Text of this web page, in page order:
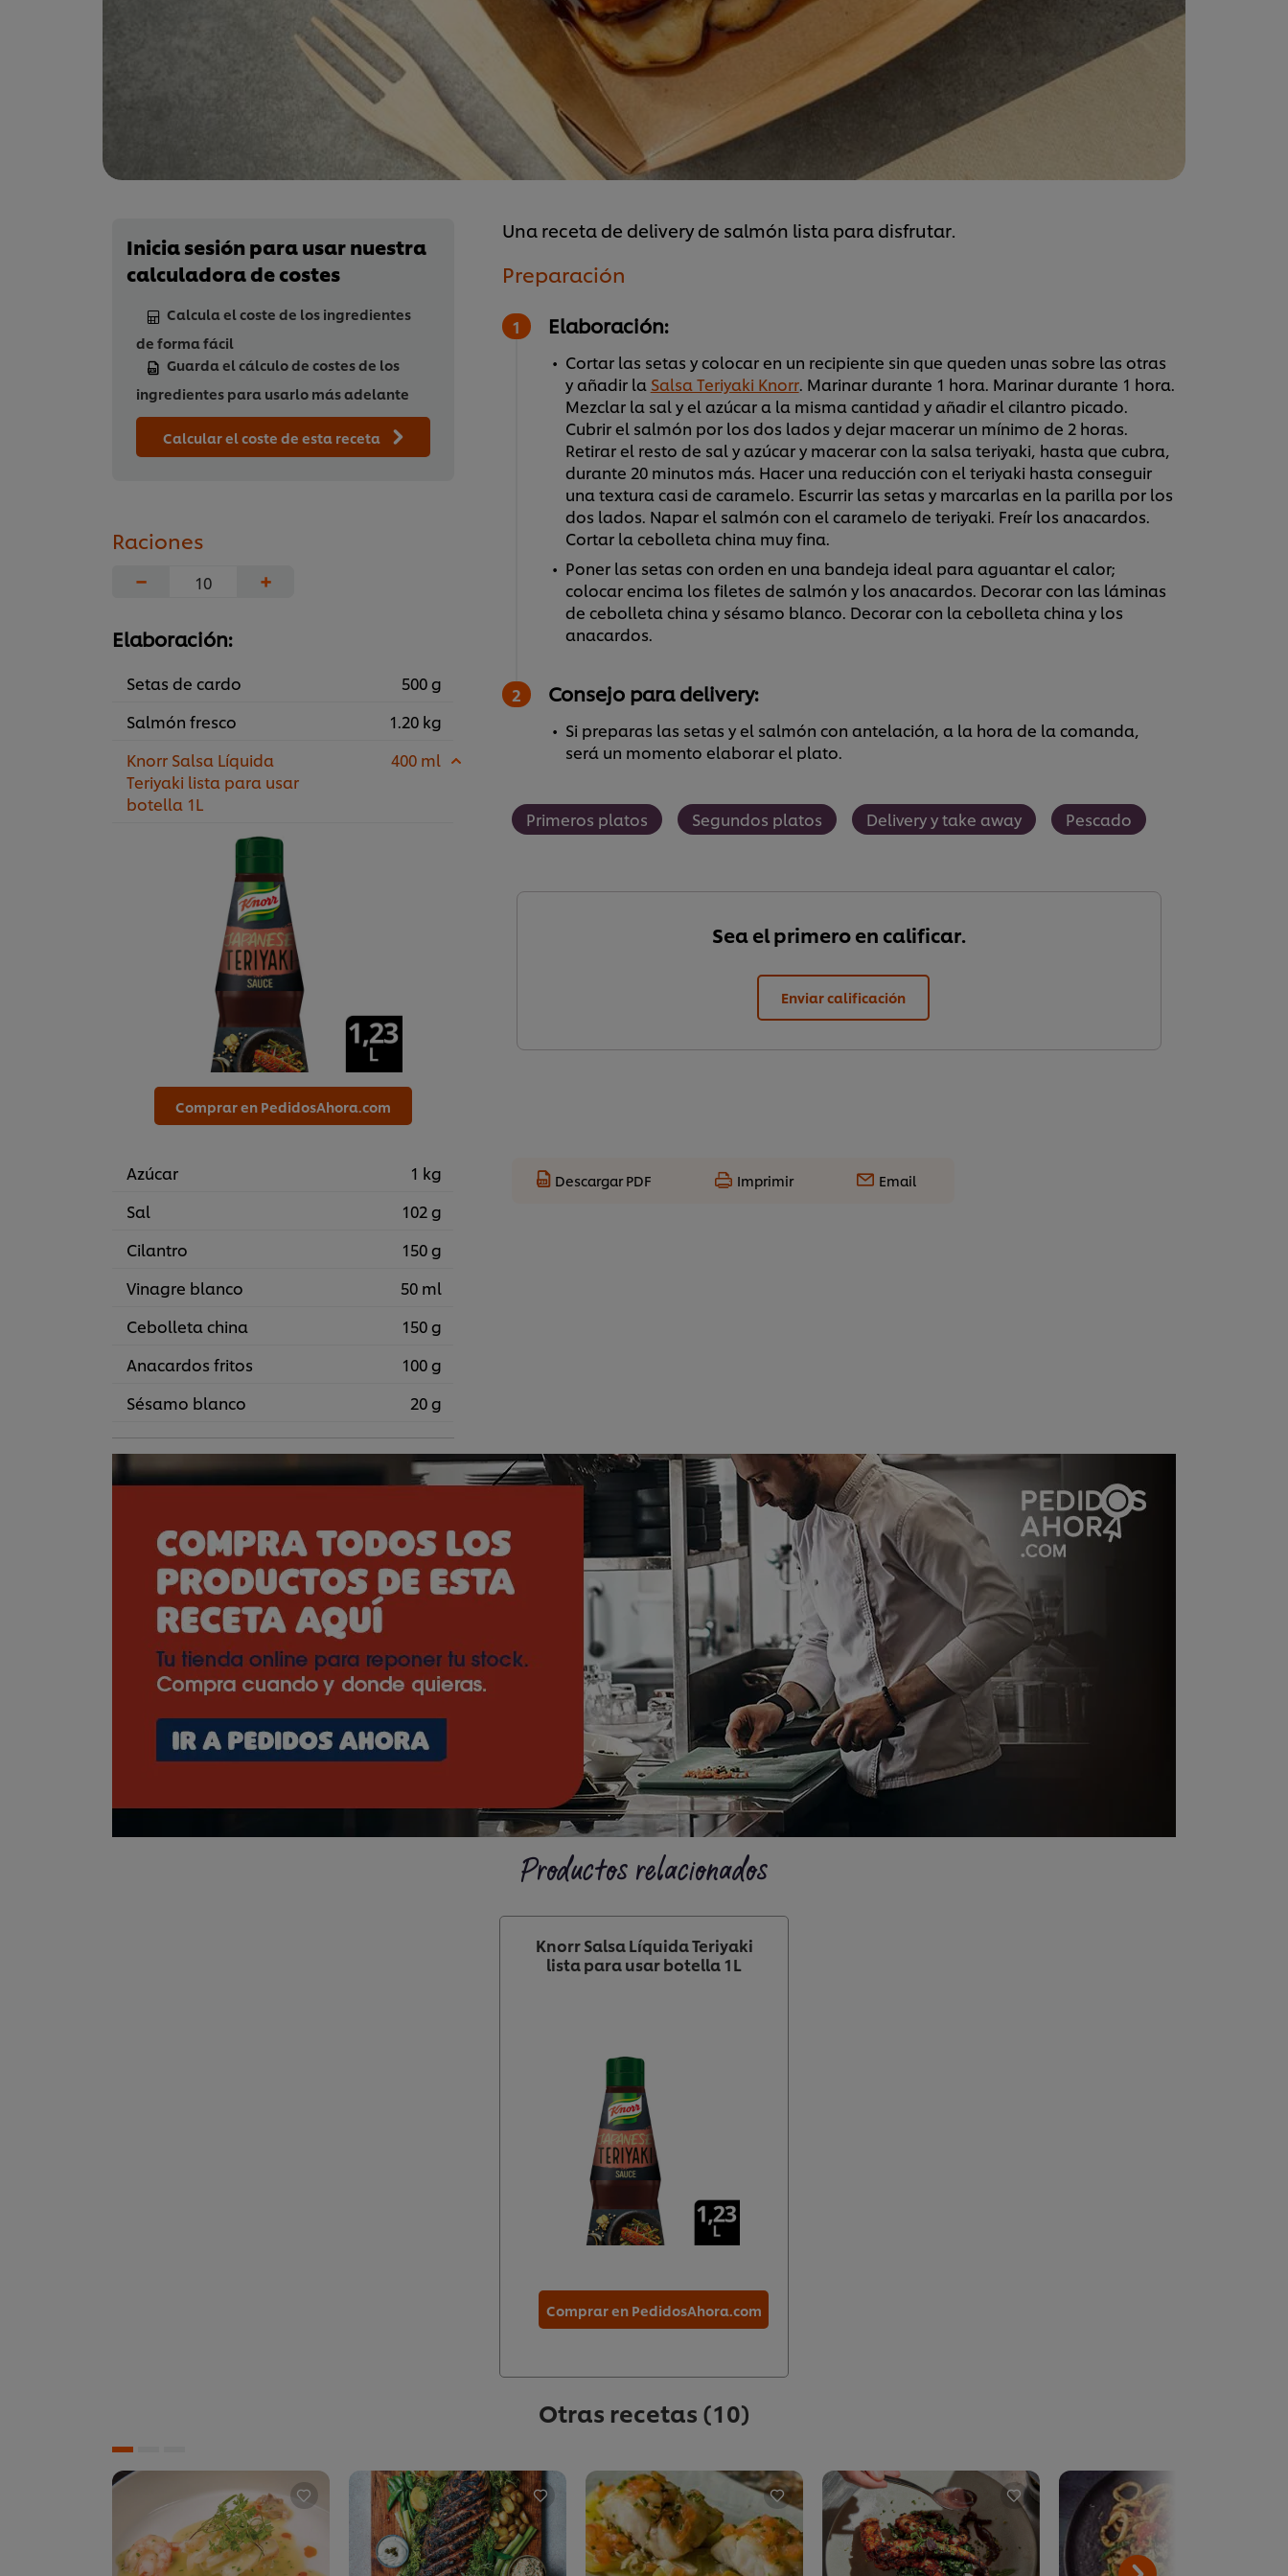
Inicia sesión para usar nuestra
calculadora de costes
Calcula el coste de los ingredientes
de forma fácil
Guarda el cálculo de costes de los
ingredientes para usarlo más adelante
Calcular el coste de esta receta
Raciones
−
+
Elaboración:
Setas de cardo
500 g
Salmón fresco
1.20 kg
Knorr Salsa Líquida
Teriyaki lista para usar
botella 1L
400 ml
Comprar en PedidosAhora.com
Azúcar
1 kg
Sal
102 g
Cilantro
150 g
Vinagre blanco
50 ml
Cebolleta china
150 g
Anacardos fritos
100 g
Sésamo blanco
20 g
Una receta de delivery de salmón lista para disfrutar.
Preparación
Elaboración:
Cortar las setas y colocar en un recipiente sin que queden unas sobre las otras
y añadir la Salsa Teriyaki Knorr. Marinar durante 1 hora. Marinar durante 1 hora.
Mezclar la sal y el azúcar a la misma cantidad y añadir el cilantro picado.
Cubrir el salmón por los dos lados y dejar macerar un mínimo de 2 horas.
Retirar el resto de sal y azúcar y macerar con la salsa teriyaki, hasta que cubra,
durante 20 minutos más. Hacer una reducción con el teriyaki hasta conseguir
una textura casi de caramelo. Escurrir las setas y marcarlas en la parilla por los
dos lados. Napar el salmón con el caramelo de teriyaki. Freír los anacardos.
Cortar la cebolleta china muy fina.
Poner las setas con orden en una bandeja ideal para aguantar el calor;
colocar encima los filetes de salmón y los anacardos. Decorar con las láminas
de cebolleta china y sésamo blanco. Decorar con la cebolleta china y los
anacardos.
Consejo para delivery:
Si preparas las setas y el salmón con antelación, a la hora de la comanda,
será un momento elaborar el plato.
Primeros platos Segundos platos Delivery y take away Pescado
Sea el primero en calificar.
Enviar calificación
Descargar PDF Imprimir Email
Productos relacionados
Knorr Salsa Líquida Teriyaki
lista para usar botella 1L
Comprar en PedidosAhora.com
Otras recetas (10)